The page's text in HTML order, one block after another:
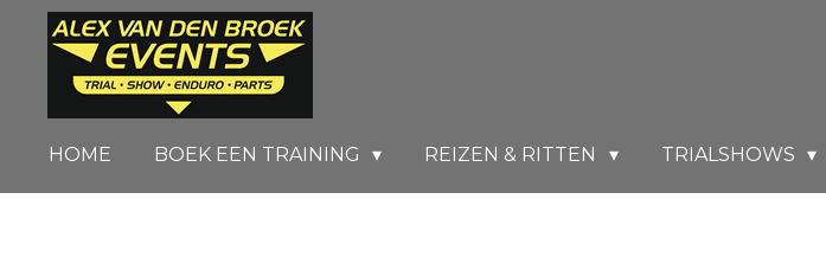
hoofdinhoud
HOME BOEK EEN TRAINING REIZEN & RITTEN TRIALSHOWS